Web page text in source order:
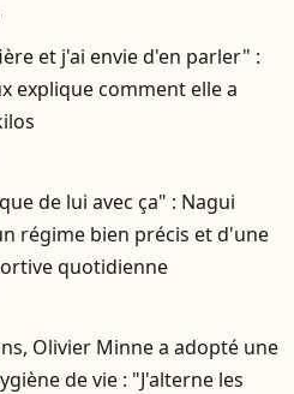
et j'ai envie d'en parler" :
explique comment elle a
de lui avec ça" : Nagui
régime bien précis et d'une
quotidienne
Olivier Minne a adopté une
de vie : "J'alterne les